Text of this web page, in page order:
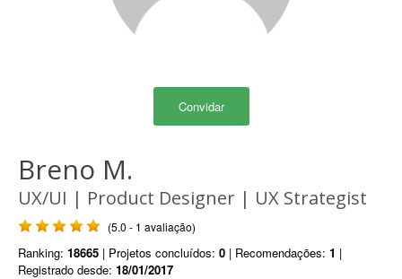
Convidar
Breno M.
UX/UI | Product Designer | UX Strategist
(5.0 - 1 avaliação)
Ranking: 18665 | Projetos concluídos: 0 | Recomendações: 1 |
Registrado desde: 18/01/2017